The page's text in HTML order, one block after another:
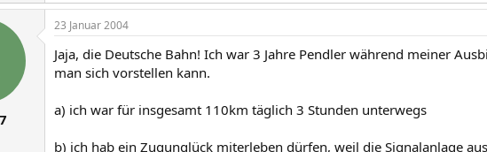
23 Januar 2004
Jaja, die Deutsche Bahn! Ich war 3 Jahre Pendler während meiner
man sich vorstellen kann.
a) ich war für insgesamt 110km täglich 3 Stunden unterwegs
b) ich hab ein Zugunglück miterleben dürfen, weil die Signalanlage